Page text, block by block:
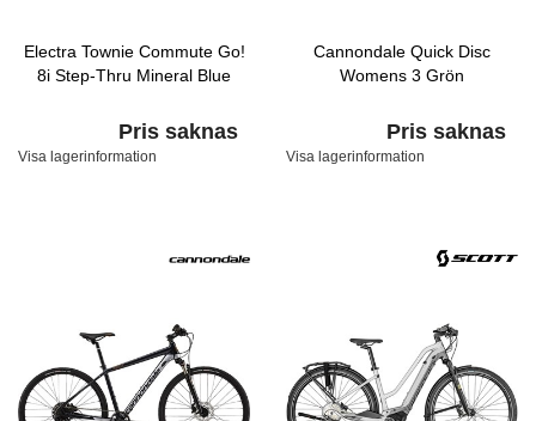
Electra Townie Commute Go!
8i Step-Thru Mineral Blue
Pris saknas
Visa lagerinformation
Cannondale Quick Disc
Womens 3 Grön
Pris saknas
Visa lagerinformation